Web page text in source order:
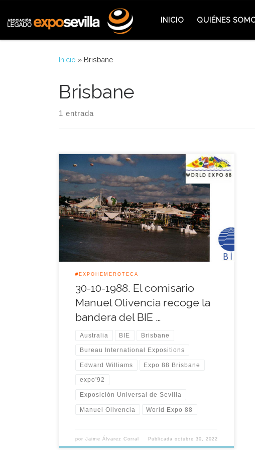
INICIO QUIÉNES
Inicio » Brisbane
Brisbane
1 entrada
El 30 de Octubre de 1988 la Exposición
Internacional de Brisbane en Australia cerraba sus
puertas y se convertiría en la última de las
exposiciones que se celebraría hasta que en Abril
de 1992 Sevilla celebrara la última gran Muestra
Universal del Siglo XX. Como símbolo de aquel
relevo, el […]
#EXPOHEMEROTECA
30-10-1988. El comisario
Manuel Olivencia recoge la
bandera del BIE …
Australia BIE Brisbane
Bureau International Expositions
Edward Williams Expo 88 Brisbane
expo'92
Exposición Universal de Sevilla
Manuel Olivencia World Expo 88
porJaime Álvarez Corral Publicada octubre 30, 2022